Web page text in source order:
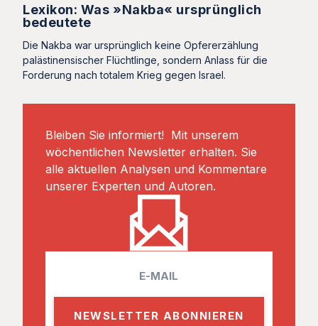
Lexikon: Was »Nakba« ursprünglich
bedeutete
Die Nakba war ursprünglich keine Opfererzählung
palästinensischer Flüchtlinge, sondern Anlass für die
Forderung nach totalem Krieg gegen Israel.
Bleiben Sie informiert! Mit unserem
wöchentlichen Newsletter erhalten. Sie
alle aktuellen Analysen und Kommentare
unserer Experten und Autoren.
a